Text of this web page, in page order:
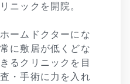
ニックを開院。
ームドクターにな
に敷居が低くどな
るクリニックを目
・手術に力を入れ